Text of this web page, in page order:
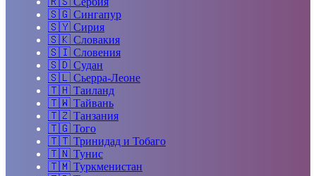
🇸🇬 Сингапур
🇸🇾 Сирия
🇸🇰 Словакия
🇸🇮 Словения
🇸🇩 Судан
🇸🇱 Сьерра-Леоне
🇹🇭 Таиланд
🇹🇼 Тайвань
🇹🇿 Танзания
🇹🇬 Того
🇹🇹 Тринидад и Тобаго
🇹🇳 Тунис
🇹🇲 Туркменистан